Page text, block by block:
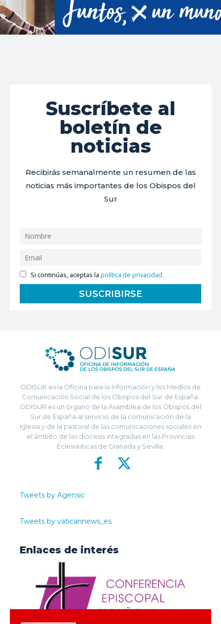
Suscríbete al
boletín de
noticias
Recibirás semanalmente un resumen de las
noticias más importantes de los Obispos del
Sur
Si continúas, aceptas lapolítica de privacidad
ODISUR es la Oficina para la Información y los Medios de
Comunicación Social de los Obispos del Sur de España.
ODISUR es un órgano de la Asamblea de los Obispos del
Sur de España al servicio de la comunicación de la
Iglesia y de la pastoral de las comunicaciones sociales en
el ámbito de las diócesis integradas en las Provincias
Eclesiásticas de Granada y Sevilla.
Tweets by Agensic
Tweets by vaticannews_es
Enlaces de interés